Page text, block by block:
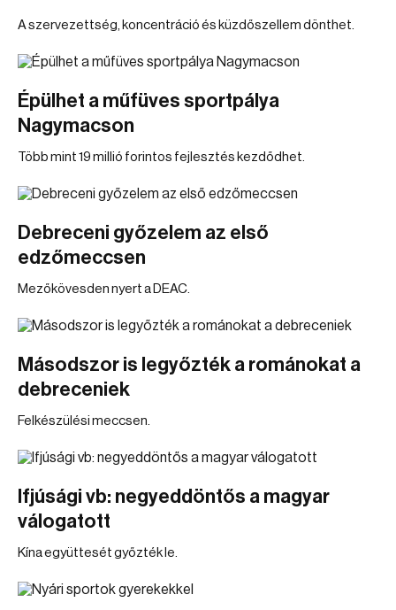
A szervezettség, koncentráció és küzdőszellem dönthet.
Épülhet a műfüves sportpálya
Nagymacson
Több mint 19 millió forintos fejlesztés kezdődhet.
Debreceni győzelem az első
edzőmeccsen
Mezőkövesden nyert a DEAC.
Másodszor is legyőzték a románokat a
debreceniek
Felkészülési meccsen.
Ifjúsági vb: negyeddöntős a magyar
válogatott
Kína együttesét győzték le.